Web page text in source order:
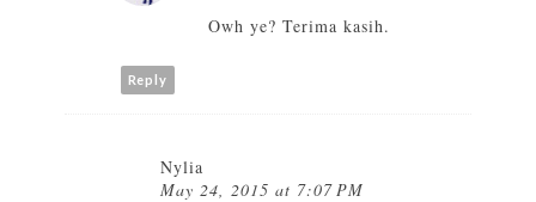
Owh ye? Terima kasih.
Reply
Nylia
May 24, 2015 at 7:07 PM